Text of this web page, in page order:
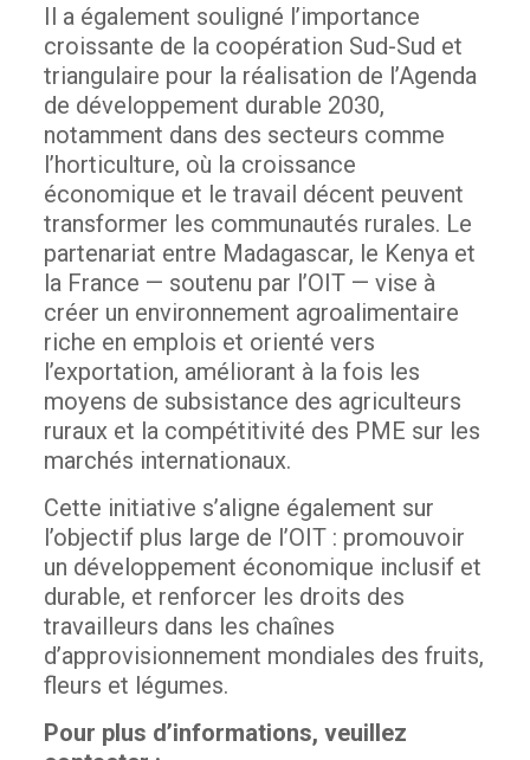
Il a également souligné l’importance
croissante de la coopération Sud-Sud et
triangulaire pour la réalisation de l’Agenda
de développement durable 2030,
notamment dans des secteurs comme
l’horticulture, où la croissance
économique et le travail décent peuvent
transformer les communautés rurales. Le
partenariat entre Madagascar, le Kenya et
la France — soutenu par l’OIT — vise à
créer un environnement agroalimentaire
riche en emplois et orienté vers
l’exportation, améliorant à la fois les
moyens de subsistance des agriculteurs
ruraux et la compétitivité des PME sur les
marchés internationaux.
Cette initiative s’aligne également sur
l’objectif plus large de l’OIT : promouvoir
un développement économique inclusif et
durable, et renforcer les droits des
travailleurs dans les chaînes
d’approvisionnement mondiales des fruits,
fleurs et légumes.
Pour plus d’informations, veuillez